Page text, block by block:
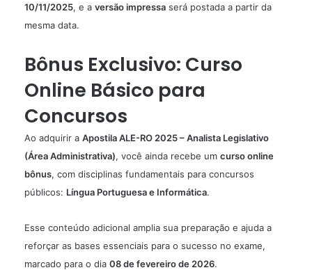
10/11/2025, e a versão impressa será postada a partir da
mesma data.
Bônus Exclusivo: Curso
Online Básico para
Concursos
Ao adquirir a Apostila ALE-RO 2025 – Analista Legislativo
(Área Administrativa), você ainda recebe um curso online
bônus, com disciplinas fundamentais para concursos
públicos: Língua Portuguesa e Informática.
Esse conteúdo adicional amplia sua preparação e ajuda a
reforçar as bases essenciais para o sucesso no exame,
marcado para o dia 08 de fevereiro de 2026.